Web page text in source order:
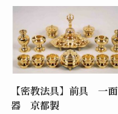
【密教法具】前具 一面
器 京都製